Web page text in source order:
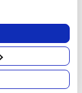
τη γεωγραφική
σε
ενεργά
αποτύπωμα)
των